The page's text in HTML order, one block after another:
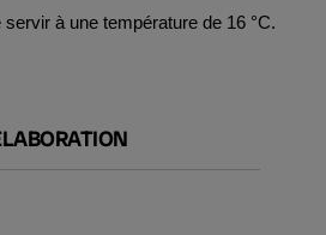
à une température de 16 °C.